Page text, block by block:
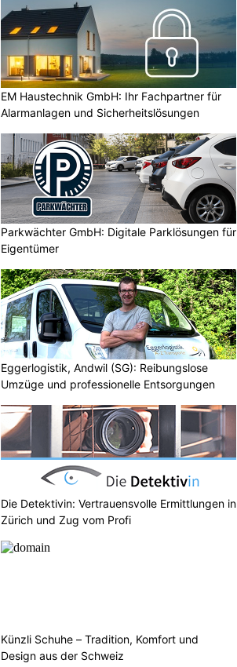
EM Haustechnik GmbH: Ihr Fachpartner für
Alarmanlagen und Sicherheitslösungen
Parkwächter GmbH: Digitale Parklösungen für
Eigentümer
Eggerlogistik, Andwil (SG): Reibungslose
Umzüge und professionelle Entsorgungen
Die Detektivin: Vertrauensvolle Ermittlungen in
Zürich und Zug vom Profi
Künzli Schuhe – Tradition, Komfort und
Design aus der Schweiz